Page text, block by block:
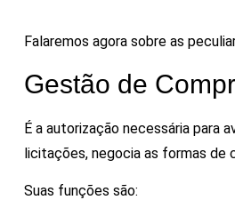
Falaremos agora sobre as
Gestão de
É a autorização necessária para
licitações, negocia as formas de
Suas funções são: